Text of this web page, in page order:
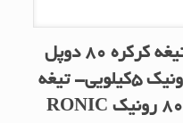
تیغه کرکره 80 دوپل
رونیک 5کیلویی- تیغه
80 رونیک RONIC